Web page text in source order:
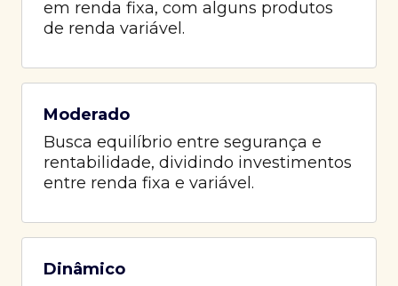
em renda fixa, com alguns produtos
de renda variável.
Moderado
Busca equilíbrio entre segurança e
rentabilidade, dividindo investimentos
entre renda fixa e variável.
Dinâmico